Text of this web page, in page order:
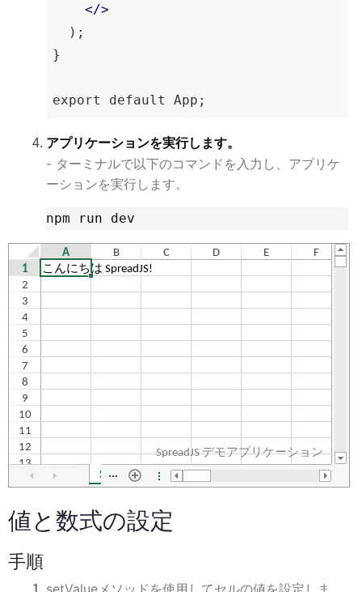
</>
  );
}
export default App;
アプリケーションを実行します。
- ターミナルで以下のコマンドを入力し、アプリケ
ーションを実行します。
npm run dev
値と数式の設定
手順
setValueメソッドを使用してセルの値を設定しま